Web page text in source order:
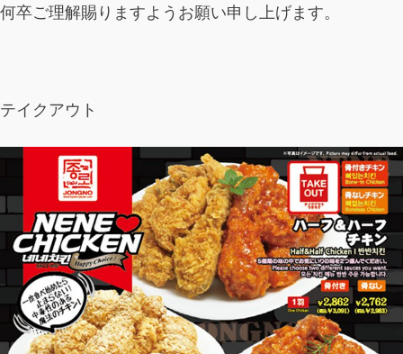
何卒ご理解賜りますようお願い申し上げます。
テイクアウト